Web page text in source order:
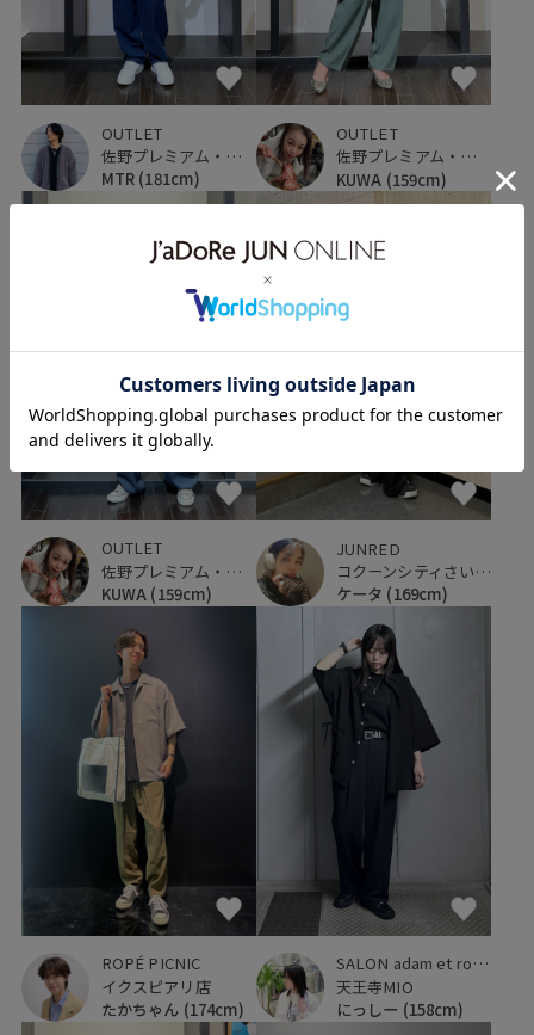
OUTLET
佐野プレミアム・アウトレット
MTR (181cm)
OUTLET
佐野プレミアム・アウトレット
KUWA (159cm)
OUTLET
佐野プレミアム・アウトレット
KUWA (159cm)
JUNRED
コクーンシティさいたま新都心
ケータ (169cm)
ROPÉ PICNIC
イクスピアリ店
たかちゃん (174cm)
SALON adam et ropé
天王寺MIO
にっしー (158cm)